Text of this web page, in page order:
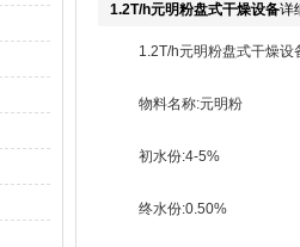
1.2T/h元明粉盘式干燥设备详
1.2T/h元明粉盘式干燥设
物料名称:元明粉
初水份:4-5%
终水份:0.50%